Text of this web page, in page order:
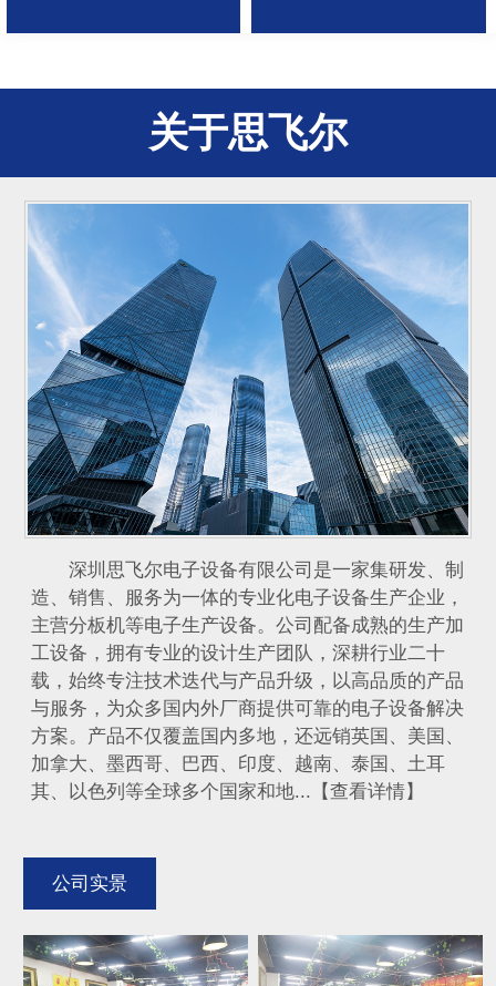
关于思飞尔
深圳思飞尔电子设备有限公司是一家集研发、制
造、销售、服务为一体的专业化电子设备生产企业，
主营分板机等电子生产设备。公司配备成熟的生产加
工设备，拥有专业的设计生产团队，深耕行业二十
载，始终专注技术迭代与产品升级，以高品质的产品
与服务，为众多国内外厂商提供可靠的电子设备解决
方案。产品不仅覆盖国内多地，还远销英国、美国、
加拿大、墨西哥、巴西、印度、越南、泰国、土耳
其、以色列等全球多个国家和地...【查看详情】
公司实景